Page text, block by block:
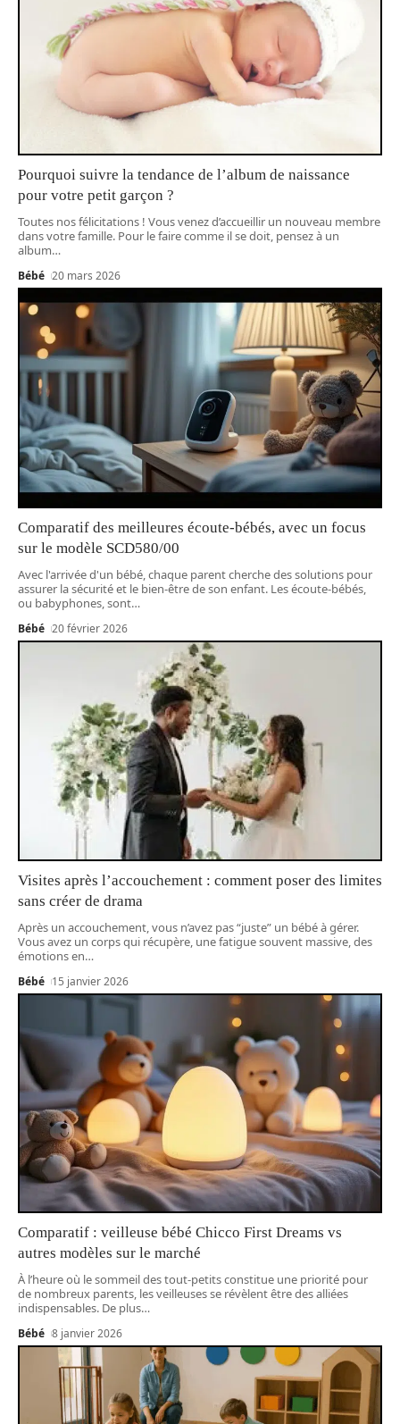
Pourquoi suivre la tendance de l’album de naissance
pour votre petit garçon ?
Toutes nos félicitations ! Vous venez d’accueillir un nouveau membre
dans votre famille. Pour le faire comme il se doit, pensez à un
album…
Bébé 20 mars 2026
Comparatif des meilleures écoute-bébés, avec un focus
sur le modèle SCD580/00
Avec l'arrivée d'un bébé, chaque parent cherche des solutions pour
assurer la sécurité et le bien-être de son enfant. Les écoute-bébés,
ou babyphones, sont…
Bébé 20 février 2026
Visites après l’accouchement : comment poser des limites
sans créer de drama
Après un accouchement, vous n’avez pas “juste” un bébé à gérer.
Vous avez un corps qui récupère, une fatigue souvent massive, des
émotions en…
Bébé 15 janvier 2026
Comparatif : veilleuse bébé Chicco First Dreams vs
autres modèles sur le marché
À l’heure où le sommeil des tout-petits constitue une priorité pour
de nombreux parents, les veilleuses se révèlent être des alliées
indispensables. De plus…
Bébé 8 janvier 2026